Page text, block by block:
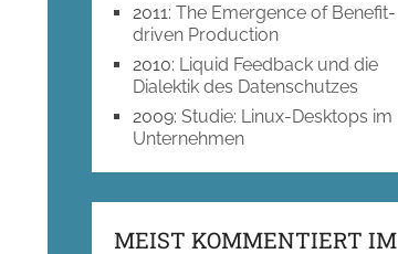
2011:The Emergence of Benefit-
driven Production
2010: Liquid Feedback und die
Dialektik des Datenschutzes
2009:Studie: Linux-Desktops im
Unternehmen
MEIST KOMMENTIERT IM